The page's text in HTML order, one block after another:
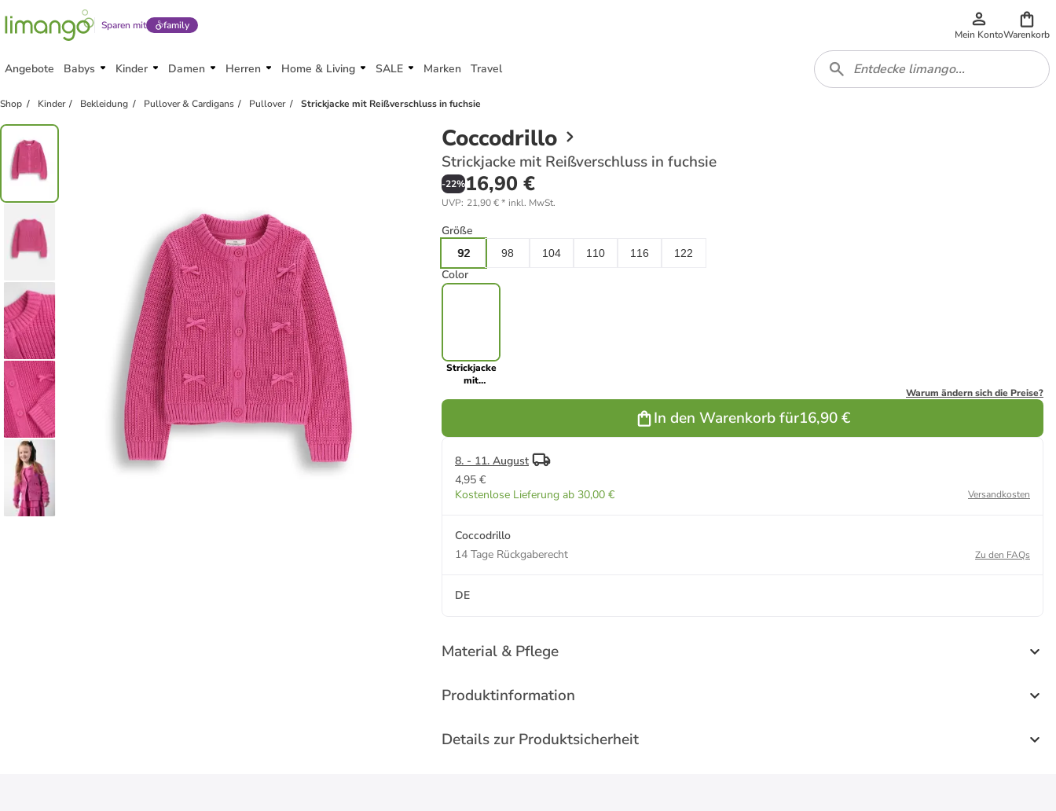
Sparen mit family
Mein KontoWarenkorb
Angebote Babys Kinder Damen Herren Home & Living SALE Marken Travel
Shop Kinder Bekleidung Pullover & Cardigans Pullover Strickjacke mit Reißverschluss in fuchsie
Coccodrillo
Strickjacke mit Reißverschluss in fuchsie
-22%16,90 €
UVP: 21,90 €* inkl. MwSt.
Größe
92 98 104 110 116 122
Color
Strickjacke
mit
Warum ändern sich die Preise?
In den Warenkorb für16,90 €
8. - 11. August
4,95 €
Kostenlose Lieferung ab 30,00 €
Versandkosten
Coccodrillo
14 Tage Rückgaberecht
Zu den FAQs
DE
Material & Pflege
Produktinformation
Details zur Produktsicherheit